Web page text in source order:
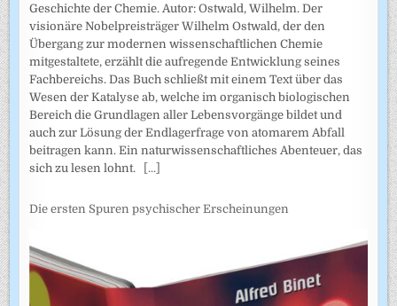
Geschichte der Chemie. Autor: Ostwald, Wilhelm. Der
visionäre Nobelpreisträger Wilhelm Ostwald, der den
Übergang zur modernen wissenschaftlichen Chemie
mitgestaltete, erzählt die aufregende Entwicklung seines
Fachbereichs. Das Buch schließt mit einem Text über das
Wesen der Katalyse ab, welche im organisch biologischen
Bereich die Grundlagen aller Lebensvorgänge bildet und
auch zur Lösung der Endlagerfrage von atomarem Abfall
beitragen kann. Ein naturwissenschaftliches Abenteuer, das
sich zu lesen lohnt.
[...]
Die ersten Spuren psychischer Erscheinungen